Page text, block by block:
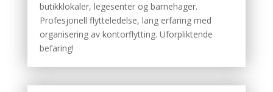
butikklokaler, legesenter og barnehager.
Profesjonell flytteledelse, lang erfaring med
organisering av kontorflytting. Uforpliktende
befaring!